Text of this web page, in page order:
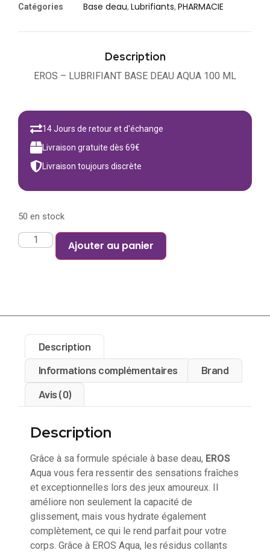
Catégories
Base deau, Lubrifiants, PHARMACIE
Description
EROS – LUBRIFIANT BASE DEAU AQUA 100 ML
14 Jours de retour et d'échange
Livraison gratuite dès 69€
Livraison toujours discrète
50 en stock
Ajouter au panier
Description
Informations complémentaires
Brand
Avis (0)
Description
Grâce à sa formule spéciale à base deau, EROS
Aqua vous fera ressentir des sensations fraîches
et exceptionnelles lors des jeux amoureux. Il
améliore non seulement la capacité de
glissement, mais vous hydrate également
complètement, ce qui le rend parfait pour votre
corps. Grâce à EROS Aqua, les résidus collants